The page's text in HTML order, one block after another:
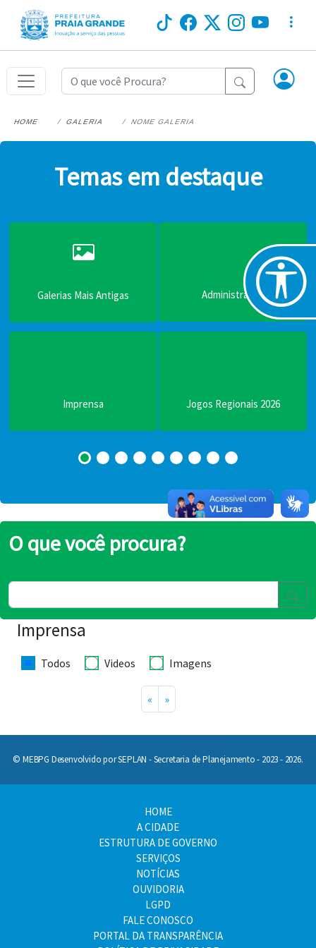
HOME GALERIA NOME GALERIA
Temas em destaque
Galerias Mais Antigas Administração
Imprensa Jogos Regionais 2026
O que você procura?
Imprensa
Todos Videos Imagens
« »
© MEBPG Desenvolvido por SEPLAN - Secretaria de Planejamento - 2023 - 2026.
HOME
A CIDADE
ESTRUTURA DE GOVERNO
SERVIÇOS
NOTÍCIAS
OUVIDORIA
LGPD
FALE CONOSCO
PORTAL DA TRANSPARÊNCIA